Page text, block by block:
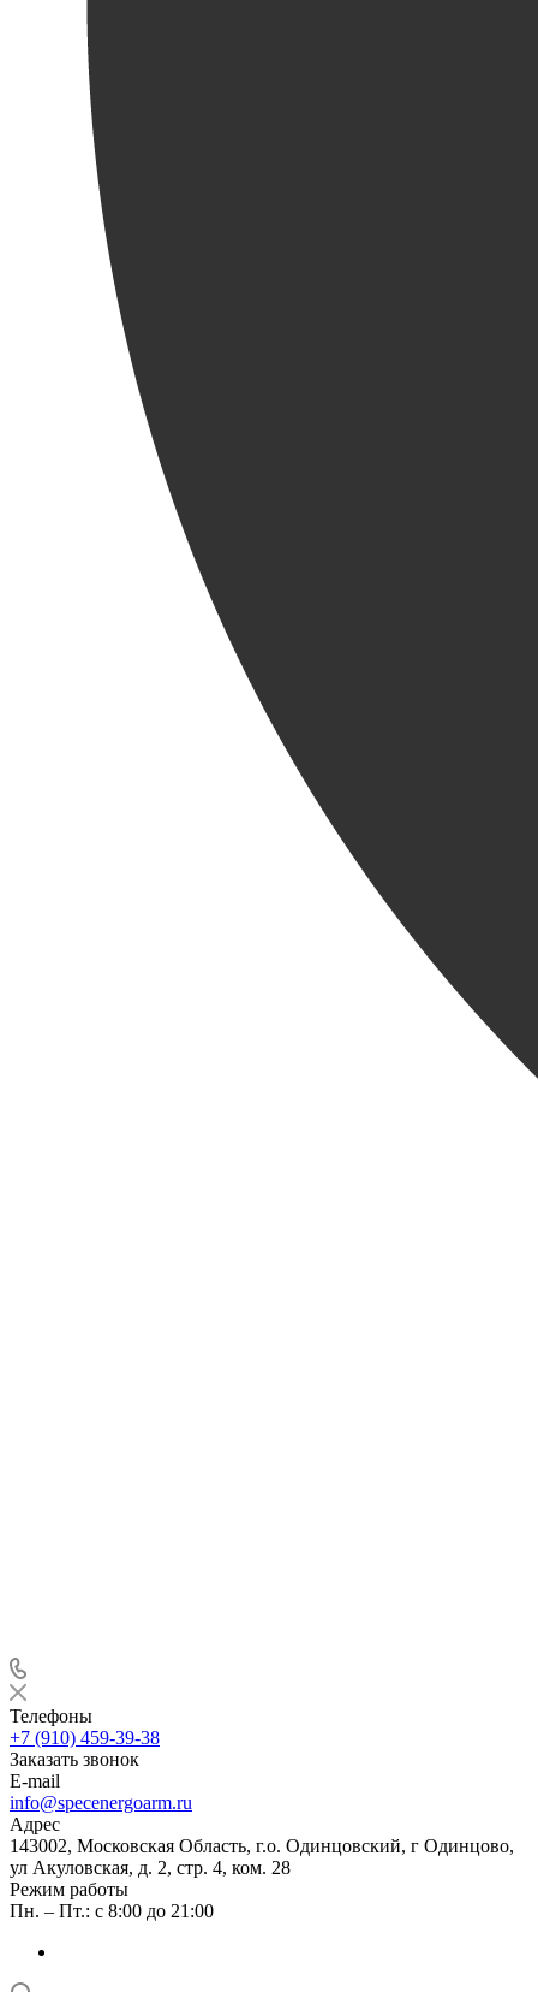
Телефоны
+7 (910) 459-39-38
Заказать звонок
E-mail
info@specenergoarm.ru
Адрес
143002, Московская Область, г.о. Одинцовский, г Одинцово,
ул Акуловская, д. 2, стр. 4, ком. 28
Режим работы
Пн. – Пт.: с 8:00 до 21:00